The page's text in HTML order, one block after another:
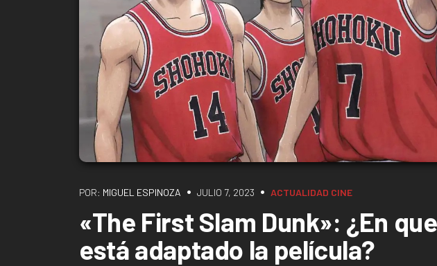
POR: MIGUEL ESPINOZA • JULIO 7, 2023 • ACTUALIDAD CINE
«The First Slam Dunk»: ¿En
está adaptado la película?